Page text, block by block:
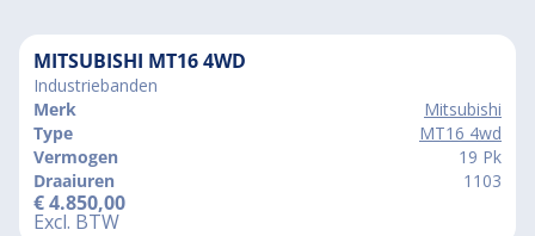
MITSUBISHI MT16 4WD
Industriebanden
Merk
Mitsubishi
Type
MT16 4wd
Vermogen
19 Pk
Draaiuren
1103
€4.850,00
Excl. BTW